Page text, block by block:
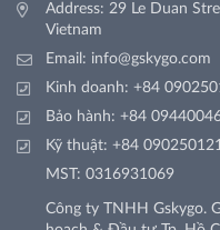
Address: 29 Le Duan
Vietnam
Email: info@gskygo.com
Kinh doanh: +84
Bảo hành: +84
Kỹ thuật: +84
MST: 0316931069
Công ty TNHH Gskygo.